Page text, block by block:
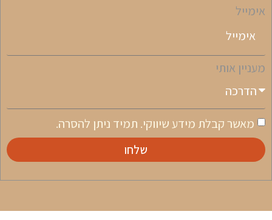
אימייל
מעניין אותי
מאשר קבלת מידע שיווקי. תמיד ניתן להסרה.
שלחו